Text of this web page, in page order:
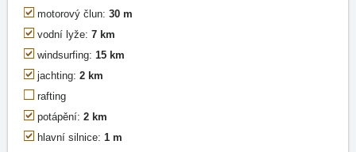
motorový člun: 30 m
vodní lyže: 7 km
windsurfing: 15 km
jachting: 2 km
rafting
potápění: 2 km
hlavní silnice: 1 m